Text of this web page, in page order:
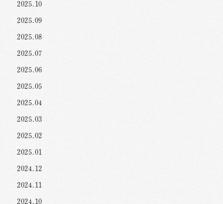
2025.10
2025.09
2025.08
2025.07
2025.06
2025.05
2025.04
2025.03
2025.02
2025.01
2024.12
2024.11
2024.10